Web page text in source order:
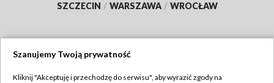
SZCZECIN / WARSZAWA / WROCŁAW
Szanujemy Twoją prywatność
Kliknij "Akceptuję i przechodzę do serwisu", aby wyrazić zgody na